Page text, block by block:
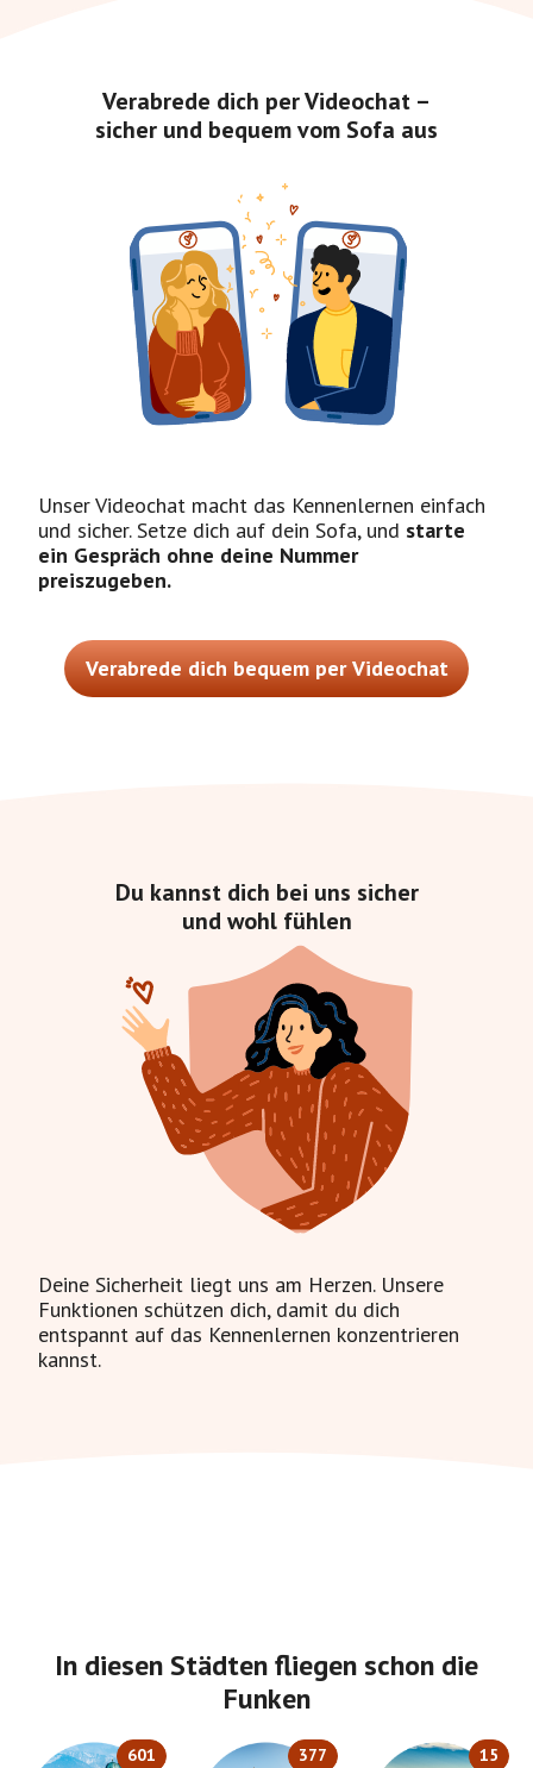
Verabrede dich per Videochat –
sicher und bequem vom Sofa aus
Unser Videochat macht das Kennenlernen einfach
und sicher. Setze dich auf dein Sofa, und starte
ein Gespräch ohne deine Nummer
preiszugeben.
Verabrede dich bequem per Videochat
Du kannst dich bei uns sicher
und wohl fühlen
Deine Sicherheit liegt uns am Herzen. Unsere
Funktionen schützen dich, damit du dich
entspannt auf das Kennenlernen konzentrieren
kannst.
In diesen Städten fliegen schon die
Funken
601 377 15